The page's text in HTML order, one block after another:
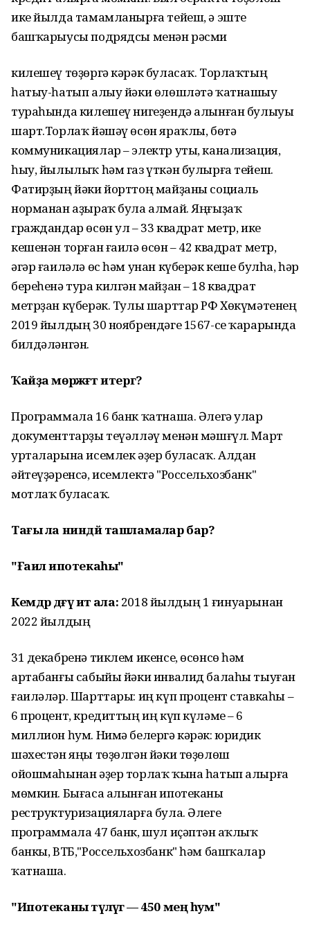
ике йылда тамамланырға тейеш, ә эште
башҡарыусы подрядсы менән рәсми
килешеү төҙөргә кәрәк буласаҡ. Торлаҡтың
һатыу-һатып алыу йәки өлөшләтә ҡатнашыу
тураһында килешеү нигеҙендә алынған булыуы
шарт.Торлаҡ йәшәү өсөн яраҡлы, бөтә
коммуникациялар – электр уты, канализация,
һыу, йылылыҡ һәм газ үткән булырға тейеш.
Фатирҙың йәки йорттоң майҙаны социаль
норманан аҙыраҡ була алмай. Яңғыҙаҡ
граждандар өсөн ул – 33 квадрат метр, ике
кешенән торған ғаилә өсөн – 42 квадрат метр,
әгәр ғаиләлә өс һәм унан күберәк кеше булһа, һәр
береһенә тура килгән майҙан – 18 квадрат
метрҙан күберәк. Тулы шарттар РФ Хөкүмәтенең
2019 йылдың 30 ноябрендәге 1567-се ҡарарында
билдәләнгән.
Ҡайҙа мөрәжәғәт итергә?
Программала 16 банк ҡатнаша. Әлегә улар
документтарҙы теүәлләү менән мәшғүл. Март
урталарына исемлек әҙер буласаҡ. Алдан
әйтеүҙәренсә, исемлектә "Россельхозбанк"
мотлаҡ буласаҡ.
Тағы ла ниндәй ташламалар бар?
"Ғаилә ипотекаһы"
Кемдәр дәғүә итә ала: 2018 йылдың 1 ғинуарынан
2022 йылдың
31 декабренә тиклем икенсе, өсөнсө һәм
артабанғы сабыйы йәки инвалид балаһы тыуған
ғаиләләр. Шарттары: иң күп процент ставкаһы –
6 процент, кредиттың иң күп күләме – 6
миллион һум. Нимә белергә кәрәк: юридик
шәхестән яңы төҙөлгән йәки төҙөлөш
ойошмаһынан әҙер торлаҡ ҡына һатып алырға
мөмкин. Бығаса алынған ипотеканы
реструктуризацияларға була. Әлеге
программала 47 банк, шул иҫәптән Һаҡлыҡ
банкы, ВТБ,"Россельхозбанк" һәм башҡалар
ҡатнаша.
"Ипотеканы түләүгә — 450 мең һум"